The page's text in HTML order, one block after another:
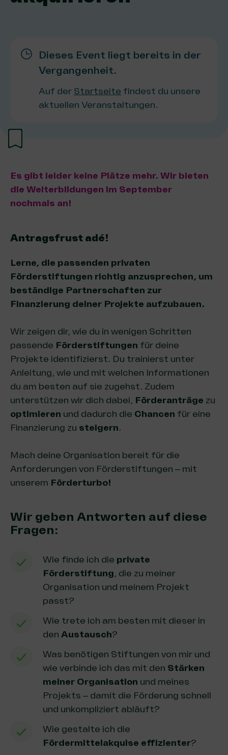
Dieses Event liegt bereits in der
Vergangenheit.
Auf der Startseite findest du unsere
aktuellen Veranstaltungen.
Es gibt leider keine Plätze mehr. Wir bieten
die Weiterbildungen im September
nochmals an!
Antragsfrust adé!
Lerne, die passenden privaten
Förderstiftungen richtig anzusprechen, um
beständige Partnerschaften zur
Finanzierung deiner Projekte aufzubauen.
Wir zeigen dir, wie du in wenigen Schritten
passende Förderstiftungen für deine
Projekte identifizierst. Du trainierst unter
Anleitung, wie und mit welchen Informationen
du am besten auf sie zugehst. Zudem
unterstützen wir dich dabei, Förderanträge zu
optimieren und dadurch die Chancen für eine
Finanzierung zu steigern.
Mach deine Organisation bereit für die
Anforderungen von Förderstiftungen – mit
unserem Förderturbo!
Wir geben Antworten auf diese
Fragen:
Wie finde ich die private
Förderstiftung, die zu meiner
Organisation und meinem Projekt
passt?
Wie trete ich am besten mit dieser in
den Austausch?
Was benötigen Stiftungen von mir und
wie verbinde ich das mit den Stärken
meiner Organisation und meines
Projekts – damit die Förderung schnell
und unkompliziert abläuft?
Wie gestalte ich die
Fördermittelakquise effizienter?